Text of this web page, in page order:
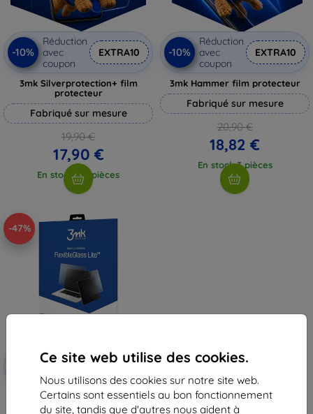
Ce site web utilise des cookies.
Nous utilisons des cookies sur notre site web.
Certains sont essentiels au bon fonctionnement
du site, tandis que d'autres nous aident à
-10%
Réduction
avec
coupon
EXTRA10
3mk Silverprotection+ film
protecteur
Fabriqué sur mesure
19,90 €
17,90 €
En stock > 5 pièces
-10%
Réduction
avec
coupon
EXTRA10
3mk Hammer film protecteur
Fabriqué sur mesure
20,90 €
18,82 €
En stock 3 pièces
-47%
Réduction
avec
coupon
EXTRA10
3MK FlexibleGlass Lite Oppo Pad
2 verre trempé hybride Lite